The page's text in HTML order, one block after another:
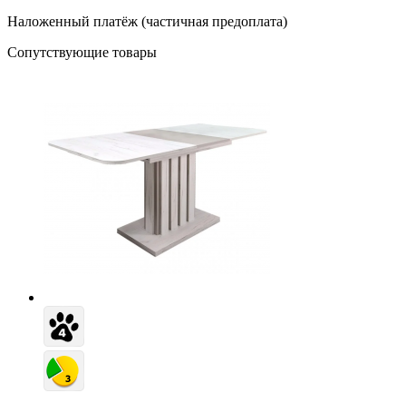
Наложенный платёж (частичная предоплата)
Сопутствующие товары